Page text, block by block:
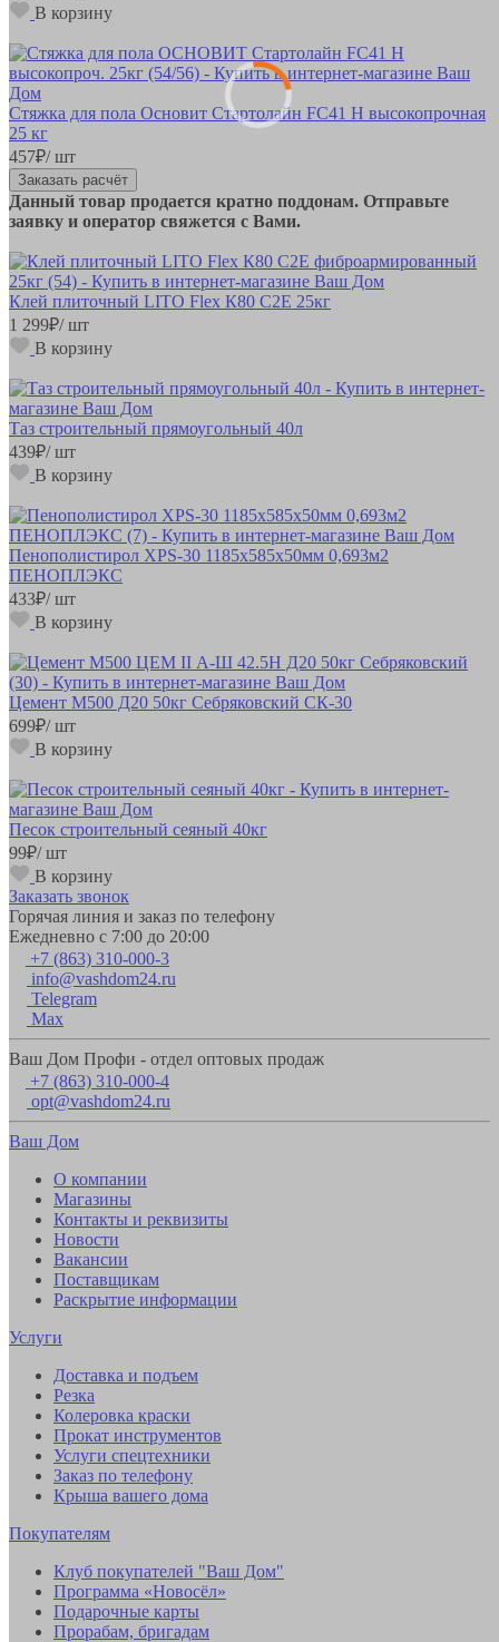
В корзину
Стяжка для пола Основит Стартолайн FC41 H высокопрочная
25 кг
457₽/ шт
Заказать расчёт
Данный товар продается кратно поддонам. Отправьте
заявку и оператор свяжется с Вами.
Клей плиточный LITO Flex К80 С2Е 25кг
1 299₽/ шт
В корзину
Таз строительный прямоугольный 40л
439₽/ шт
В корзину
Пенополистирол XPS-30 1185х585х50мм 0,693м2
ПЕНОПЛЭКС
433₽/ шт
В корзину
Цемент М500 Д20 50кг Себряковский СК-30
699₽/ шт
В корзину
Песок строительный сеяный 40кг
99₽/ шт
В корзину
Заказать звонок
Горячая линия и заказ по телефону
Ежедневно с 7:00 до 20:00
+7 (863) 310-000-3
info@vashdom24.ru
Telegram
Max
Ваш Дом Профи - отдел оптовых продаж
+7 (863) 310-000-4
opt@vashdom24.ru
Ваш Дом
О компании
Магазины
Контакты и реквизиты
Новости
Вакансии
Поставщикам
Раскрытие информации
Услуги
Доставка и подъем
Резка
Колеровка краски
Прокат инструментов
Услуги спецтехники
Заказ по телефону
Крыша вашего дома
Покупателям
Клуб покупателей "Ваш Дом"
Программа «Новосёл»
Подарочные карты
Прорабам, бригадам